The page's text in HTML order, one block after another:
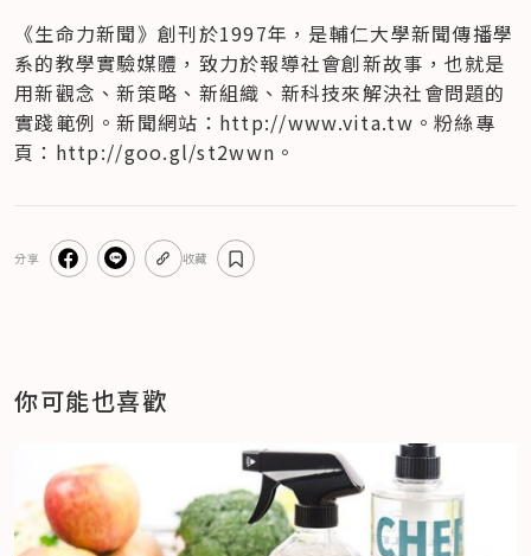
《生命力新聞》創刊於1997年，是輔仁大學新聞傳播學
系的教學實驗媒體，致力於報導社會創新故事，也就是
用新觀念、新策略、新組織、新科技來解決社會問題的
實踐範例。新聞網站：http://www.vita.tw。粉絲專
頁：http://goo.gl/st2wwn。
分享 收藏
你可能也喜歡